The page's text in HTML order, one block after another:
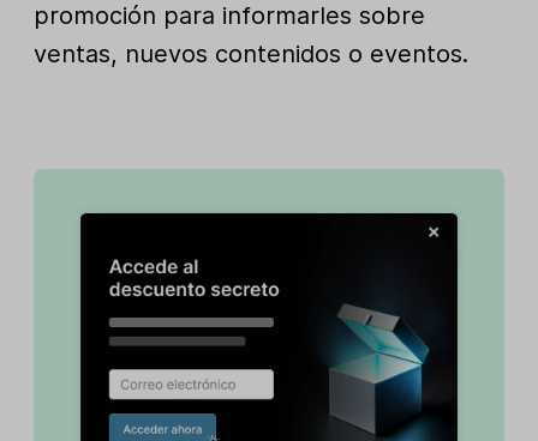
promoción para informarles sobre
ventas, nuevos contenidos o eventos.